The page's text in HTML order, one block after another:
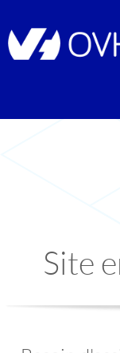
Site